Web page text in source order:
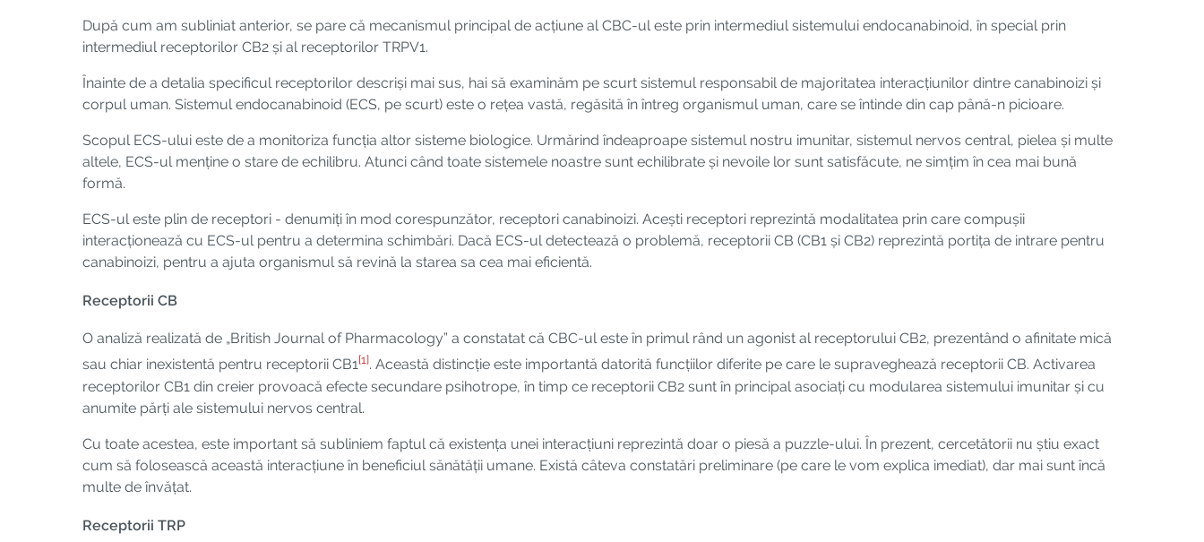
După cum am subliniat anterior, se pare că mecanismul principal de acțiune al CBC-ul este prin intermediul sistemului endocanabinoid, în special prin
intermediul receptorilor CB2 și al receptorilor TRPV1.
Înainte de a detalia specificul receptorilor descriși mai sus, hai să examinăm pe scurt sistemul responsabil de majoritatea interacțiunilor dintre canabinoizi și
corpul uman. Sistemul endocanabinoid (ECS, pe scurt) este o rețea vastă, regăsită în întreg organismul uman, care se întinde din cap până-n picioare.
Scopul ECS-ului este de a monitoriza funcția altor sisteme biologice. Urmărind îndeaproape sistemul nostru imunitar, sistemul nervos central, pielea și multe
altele, ECS-ul menține o stare de echilibru. Atunci când toate sistemele noastre sunt echilibrate și nevoile lor sunt satisfăcute, ne simțim în cea mai bună
formă.
ECS-ul este plin de receptori - denumiți în mod corespunzător, receptori canabinoizi. Acești receptori reprezintă modalitatea prin care compușii
interacționează cu ECS-ul pentru a determina schimbări. Dacă ECS-ul detectează o problemă, receptorii CB (CB1 și CB2) reprezintă portița de intrare pentru
canabinoizi, pentru a ajuta organismul să revină la starea sa cea mai eficientă.
Receptorii CB
O analiză realizată de „British Journal of Pharmacology” a constatat că CBC-ul este în primul rând un agonist al receptorului CB2, prezentând o afinitate mică
sau chiar inexistentă pentru receptorii CB1[1] . Această distincție este importantă datorită funcțiilor diferite pe care le supraveghează receptorii CB. Activarea
receptorilor CB1 din creier provoacă efecte secundare psihotrope, în timp ce receptorii CB2 sunt în principal asociați cu modularea sistemului imunitar și cu
anumite părți ale sistemului nervos central.
Cu toate acestea, este important să subliniem faptul că existența unei interacțiuni reprezintă doar o piesă a puzzle-ului. În prezent, cercetătorii nu știu exact
cum să folosească această interacțiune în beneficiul sănătății umane. Există câteva constatări preliminare (pe care le vom explica imediat), dar mai sunt încă
multe de învățat.
Receptorii TRP